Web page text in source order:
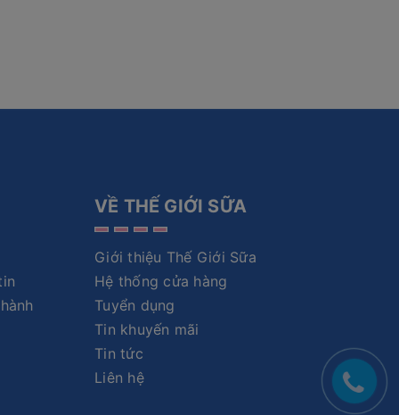
VỀ THẾ GIỚI SỮA
Giới thiệu Thế Giới Sữa
Hệ thống cửa hàng
Tuyển dụng
Tin khuyến mãi
Tin tức
Liên hệ